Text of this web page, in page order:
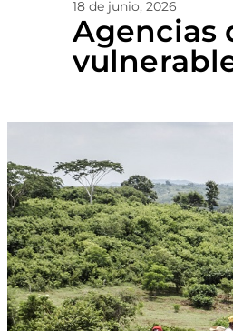
18 de junio, 2026
Agencias